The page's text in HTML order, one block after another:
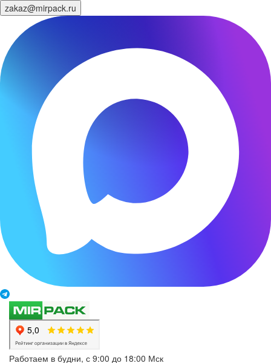
zakaz@mirpack.ru
Работаем в будни, с 9:00 до 18:00 Мск